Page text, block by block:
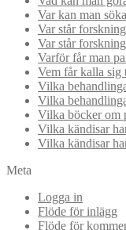
Var kan man
Var står
Var står
Varför får man
Vem får kalla sig
Vilka
Vilka
Vilka böcker om
Vilka kändisar
Vilka kändisar
Meta
Logga in
Flöde för inlägg
Flöde för